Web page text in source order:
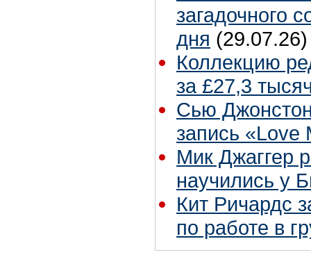
загадочного
дня (29.07.26)
Коллекцию
за £27,3
Сью
запись «Love
Мик Джаггер
научились у
Кит Ричардс
по работе в